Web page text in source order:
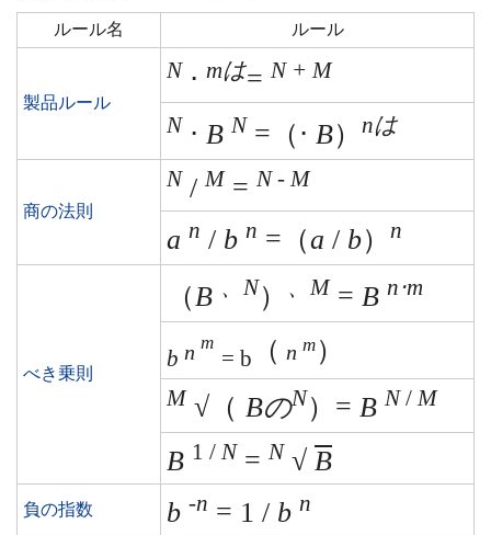
ルール名 ルール
製品ルール
N ⋅ mは= N + M
N ⋅ B N =（⋅ B） nは
商の法則
N /M = N-M
a n / b n =（a / b） n
べき乗則
（ B 、N） 、M = B n⋅m
b n m
= b （ n m ）
M √（ BのN）= B N/M
B 1 / N = N √ B
負の指数 b -n = 1 / b n